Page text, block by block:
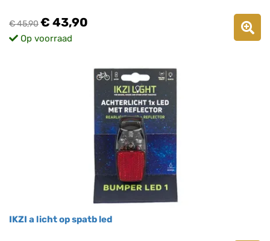
€ 45,90€ 43,90
Op voorraad
IKZI a licht op spatb led